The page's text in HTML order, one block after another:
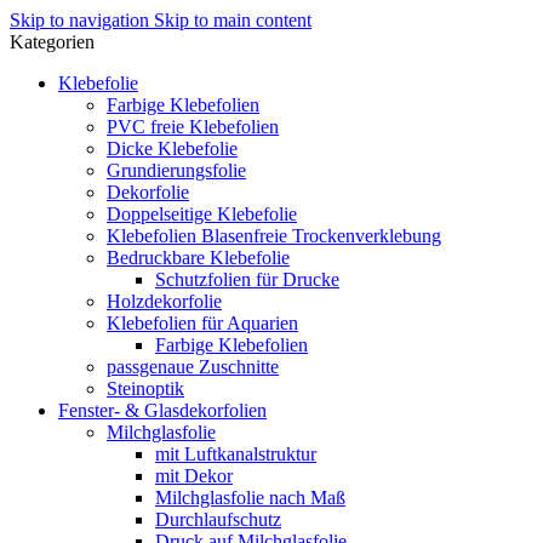
Skip to navigation Skip to main content
Kategorien
Klebefolie
Farbige Klebefolien
PVC freie Klebefolien
Dicke Klebefolie
Grundierungsfolie
Dekorfolie
Doppelseitige Klebefolie
Klebefolien Blasenfreie Trockenverklebung
Bedruckbare Klebefolie
Schutzfolien für Drucke
Holzdekorfolie
Klebefolien für Aquarien
Farbige Klebefolien
passgenaue Zuschnitte
Steinoptik
Fenster- & Glasdekorfolien
Milchglasfolie
mit Luftkanalstruktur
mit Dekor
Milchglasfolie nach Maß
Durchlaufschutz